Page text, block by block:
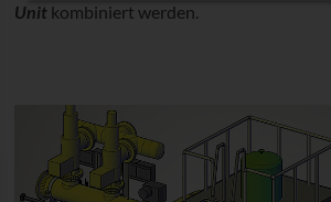
Unit kombiniert werden.